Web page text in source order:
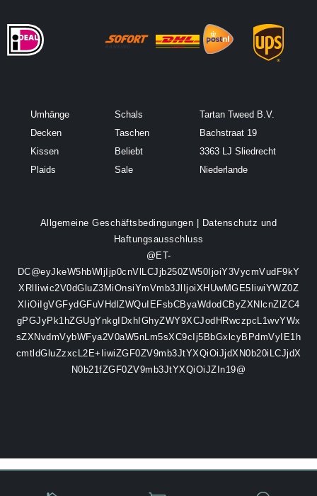
Umhänge
Decken
Kissen
Plaids
Schals
Taschen
Beliebt
Sale
Tartan Tweed B.V.
Bachstraat 19
3363 LJ Sliedrecht
Niederlande
Allgemeine Geschäftsbedingungen
Datenschutz und
Haftungsausschluss
@ET-
DC@eyJkeW5hbWljIjp0cnVlLCJjb250ZW50IjoiY3VycmVudF9kY
XRlIiwic2V0dGluZ3MiOnsiYmVmb3JlIjoiXHUwMGE5IiwiYWZ0Z
XIiOiIgVGFydGFuVHdlZWQuIEFsbCByaWdodCByZXNlcnZlZC4
gPGJyPk1hZGUgYnkgIDxhIGhyZWY9XCJodHRwczpcL1wvYWx
sZXNvdmVybWFya2V0aW5nLm5sXC9cIj5BbGxlcyBPdmVyIE1h
cmtldGluZzxcL2E+IiwiZGF0ZV9mb3JtYXQiOiJjdXN0b20iLCJjdX
N0b21fZGF0ZV9mb3JtYXQiOiJZIn19@